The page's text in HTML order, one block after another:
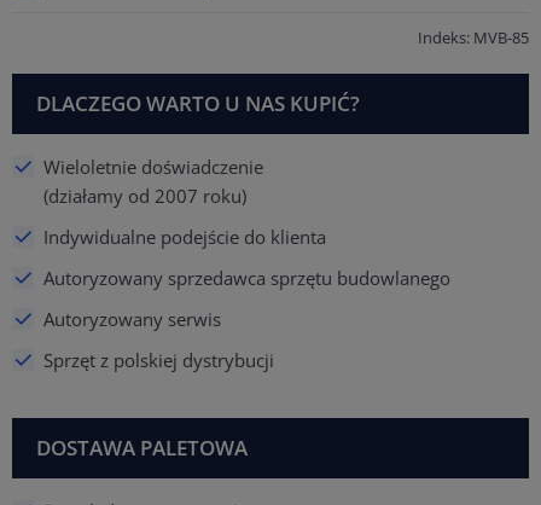
Indeks: MVB-85
DLACZEGO WARTO U NAS KUPIĆ?
Wieloletnie doświadczenie
(działamy od 2007 roku)
Indywidualne podejście do klienta
Autoryzowany sprzedawca sprzętu budowlanego
Autoryzowany serwis
Sprzęt z polskiej dystrybucji
DOSTAWA PALETOWA